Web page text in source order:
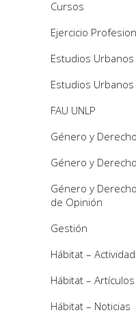
Cursos
Ejercicio
Estudios
Estudios
FAU UNLP
Género y
Género y
Género y
de Opinión
Gestión
Hábitat –
Hábitat –
Hábitat – Noticias